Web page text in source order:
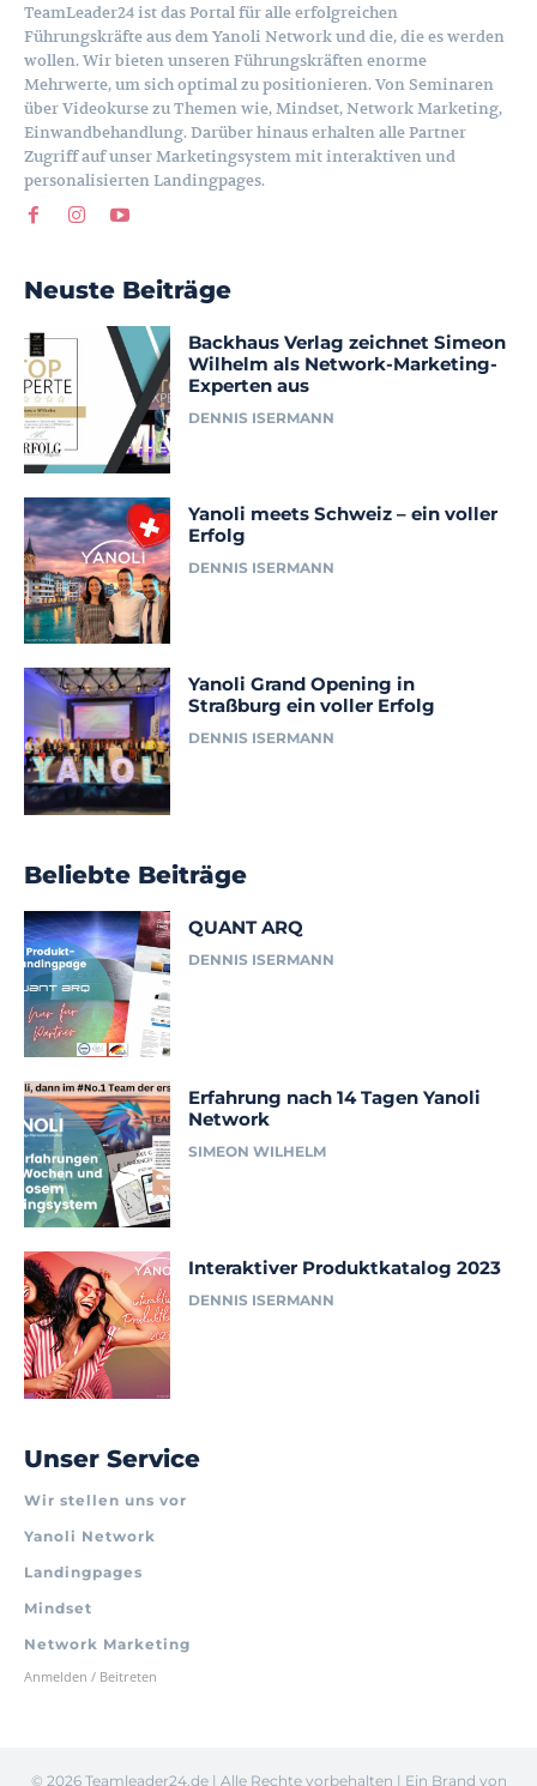
TeamLeader24 ist das Portal für alle erfolgreichen
Führungskräfte aus dem Yanoli Network und die, die es werden
wollen. Wir bieten unseren Führungskräften enorme
Mehrwerte, um sich optimal zu positionieren. Von Seminaren
über Videokurse zu Themen wie, Mindset, Network Marketing,
Einwandbehandlung. Darüber hinaus erhalten alle Partner
Zugriff auf unser Marketingsystem mit interaktiven und
personalisierten Landingpages.
Neuste Beiträge
Backhaus Verlag zeichnet Simeon
Wilhelm als Network-Marketing-
Experten aus
DENNIS ISERMANN
Yanoli meets Schweiz – ein voller
Erfolg
DENNIS ISERMANN
Yanoli Grand Opening in
Straßburg ein voller Erfolg
DENNIS ISERMANN
Beliebte Beiträge
QUANT ARQ
DENNIS ISERMANN
Erfahrung nach 14 Tagen Yanoli
Network
SIMEON WILHELM
Interaktiver Produktkatalog 2023
DENNIS ISERMANN
Unser Service
Wir stellen uns vor
Yanoli Network
Landingpages
Mindset
Network Marketing
Anmelden / Beitreten
© 2026 Teamleader24.de | Alle Rechte vorbehalten | Ein Brand von